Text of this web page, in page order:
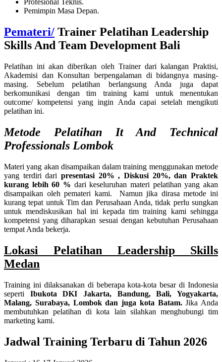
Profesional Teknis.
Pemimpin Masa Depan.
Pemateri/ Trainer Pelatihan Leadership
Skills And Team Development Bali
Pelatihan ini akan diberikan oleh Trainer dari kalangan Praktisi,
Akademisi dan Konsultan berpengalaman di bidangnya masing-
masing. Sebelum pelatihan berlangsung Anda juga dapat
berkomunikasi dengan tim training kami untuk menentukan
outcome/ kompetensi yang ingin Anda capai setelah mengikuti
pelatihan ini.
Metode Pelatihan It And Technical
Professionals Lombok
Materi yang akan disampaikan dalam training menggunakan metode
yang terdiri dari presentasi 20% , Diskusi 20%, dan Praktek
kurang lebih 60 % dari keseluruhan materi pelatihan yang akan
disampaikan oleh pemateri kami. Namun jika dirasa metode ini
kurang tepat untuk Tim dan Perusahaan Anda, tidak perlu sungkan
untuk mendiskusikan hal ini kepada tim training kami sehingga
kompetensi yang diharapkan sesuai dengan kebutuhan Perusahaan
tempat Anda bekerja.
Lokasi Pelatihan Leadership Skills
Medan
Training ini dilaksanakan di beberapa kota-kota besar di Indonesia
seperti Ibukota DKI Jakarta, Bandung, Bali, Yogyakarta,
Malang, Surabaya, Lombok dan juga kota Batam.Jika Anda
membutuhkan pelatihan di kota lain silahkan menghubungi tim
marketing kami.
Jadwal Training Terbaru di Tahun 2026